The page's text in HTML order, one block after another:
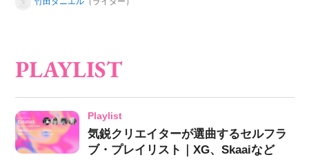
PLAYLIST
Playlist
気鋭クリエイターが選曲するセルフラ
ブ・プレイリスト｜XG、Skaaiなど